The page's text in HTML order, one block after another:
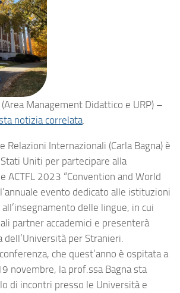
Management Didattico e URP) –
notizia correlata.
Relazioni Internazionali (Carla Bagna) è
Uniti per partecipare alla
ACTFL 2023 “Convention and World
evento dedicato alle istituzioni
delle lingue, in cui
partner accademici e presenterà
per Stranieri.
che quest’anno è ospitata a
novembre, la prof.ssa Bagna sta
di incontri presso le Università e